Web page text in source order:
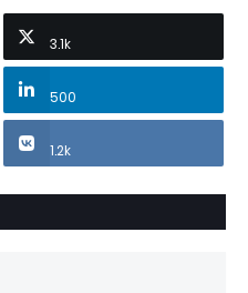
3.1k
500
1.2k